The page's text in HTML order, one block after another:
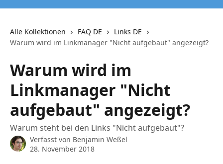
Alle Kollektionen FAQ DE
Links DE
Warum wird im Linkmanager "Nicht aufgebaut" angezeigt?
Warum wird im
Linkmanager "Nicht
aufgebaut" angezeigt?
Warum steht bei den Links "Nicht aufgebaut"?
Verfasst von Benjamin Weßel
28. November 2018